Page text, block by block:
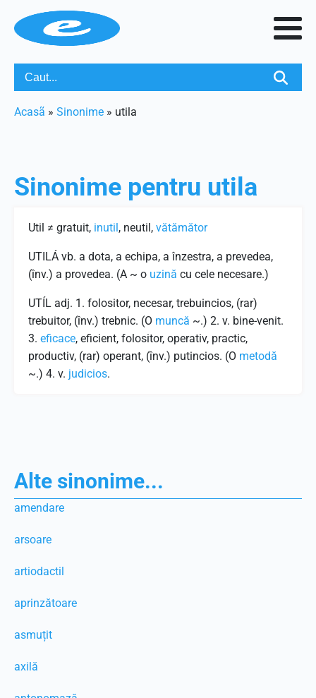
Acasã » Sinonime » utila
Sinonime pentru utila
Util ≠ gratuit, inutil, neutil, vătămător
UTILÁ vb. a dota, a echipa, a înzestra, a prevedea,
(înv.) a provedea. (A ~ o uzină cu cele necesare.)
UTÍL adj. 1. folositor, necesar, trebuincios, (rar)
trebuitor, (înv.) trebnic. (O muncă ~.) 2. v. bine-venit.
3. eficace, eficient, folositor, operativ, practic,
productiv, (rar) operant, (înv.) putincios. (O metodă
~.) 4. v. judicios.
Alte sinonime...
amendare
arsoare
artiodactil
aprinzătoare
asmuțit
axilă